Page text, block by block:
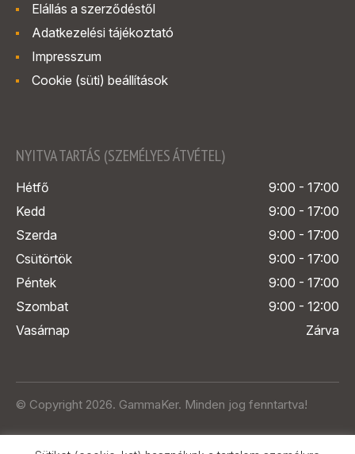
Elállás a szerződéstől
Adatkezelési tájékoztató
Impresszum
Cookie (süti) beállítások
NYITVA TARTÁS (SZEMÉLYES ÁTVÉTEL)
Hétfő
9:00 - 17:00
Kedd
9:00 - 17:00
Szerda
9:00 - 17:00
Csütörtök
9:00 - 17:00
Péntek
9:00 - 17:00
Szombat
9:00 - 12:00
Vasárnap
Zárva
© Copyright 2026. GammaKer. Minden jog fenntartva!